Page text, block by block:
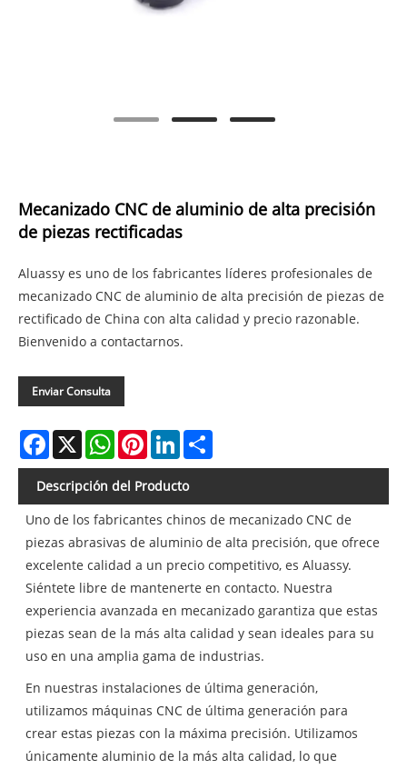
Mecanizado CNC de aluminio de alta precisión
de piezas rectificadas
Aluassy es uno de los fabricantes líderes profesionales de
mecanizado CNC de aluminio de alta precisión de piezas de
rectificado de China con alta calidad y precio razonable.
Bienvenido a contactarnos.
Enviar Consulta
Facebook
X WhatsAppPinterestLinkedIn
Descripción del Producto
Uno de los fabricantes chinos de mecanizado CNC de
piezas abrasivas de aluminio de alta precisión, que ofrece
excelente calidad a un precio competitivo, es Aluassy.
Siéntete libre de mantenerte en contacto. Nuestra
experiencia avanzada en mecanizado garantiza que estas
piezas sean de la más alta calidad y sean ideales para su
uso en una amplia gama de industrias.
En nuestras instalaciones de última generación,
utilizamos máquinas CNC de última generación para
crear estas piezas con la máxima precisión. Utilizamos
únicamente aluminio de la más alta calidad, lo que